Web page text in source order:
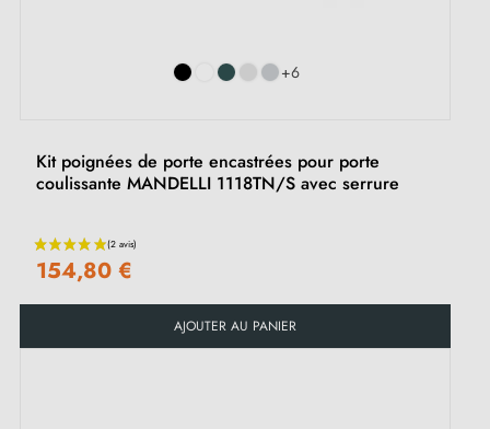
+6
Kit poignées de porte encastrées pour porte
coulissante MANDELLI 1118TN/S avec serrure
154,80 €
AJOUTER AU PANIER